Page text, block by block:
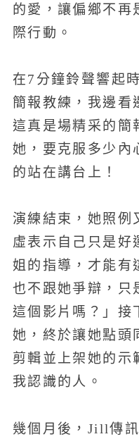
的愛，讓偏鄉不再
際行動。
在7分鐘鈴聲響起
簡報教練，我邊看
這真是場精采的簡
她，要克服多少內
的站在講台上！
演練結束，她照例
虛表示自己只是好
姐的指導，才能有
也不跟她爭辯，只
這個影片嗎？」接
她，終於讓她點頭
剪輯並上架她的示
我認識的人。
幾個月後，Jill傳